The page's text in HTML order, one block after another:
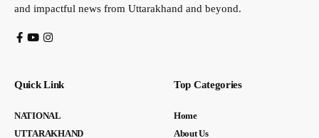
and impactful news from Uttarakhand and beyond.
Quick Link
NATIONAL
UTTARAKHAND
Top Categories
Home
About Us